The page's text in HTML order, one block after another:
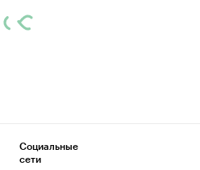
Социальные
сети